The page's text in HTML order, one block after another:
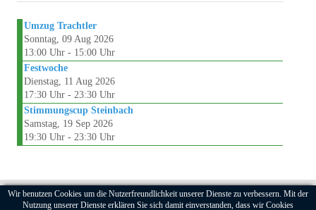
Umzug Trachtler
Sonntag, 09 Aug 2026
13:00 Uhr - 15:00 Uhr
Festwoche
Dienstag, 11 Aug 2026
17:30 Uhr - 23:30 Uhr
Stimmungscup Steinbach
Samstag, 19 Sep 2026
19:30 Uhr - 23:30 Uhr
2025 Bad Grönenbacher Musikanten e.V.
Wir benutzen Cookies um die Nutzerfreundlichkeit unserer Dienste zu verbessern. Mit der
Nutzung unserer Dienste erklären Sie sich damit einverstanden, dass wir Cookies